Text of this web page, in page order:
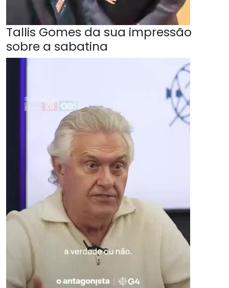
Tallis Gomes da sua impressão
sobre a sabatina